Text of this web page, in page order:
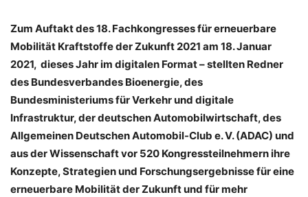
Zum Auftakt des 18. Fachkongresses für erneuerbare
Mobilität Kraftstoffe der Zukunft 2021 am 18. Januar
2021,  dieses Jahr im digitalen Format – stellten Redner
des Bundesverbandes Bioenergie, des
Bundesministeriums für Verkehr und digitale
Infrastruktur, der deutschen Automobilwirtschaft, des
Allgemeinen Deutschen Automobil-Club e. V. (ADAC) und
aus der Wissenschaft vor 520 Kongressteilnehmern ihre
Konzepte, Strategien und Forschungsergebnisse für eine
erneuerbare Mobilität der Zukunft und für mehr